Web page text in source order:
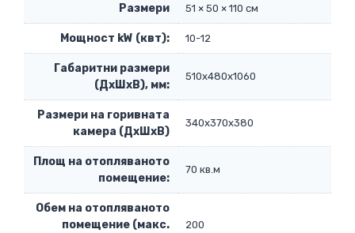
Размери 51 × 50 × 110 см
Мощност kW (квт): 10-12
Габаритни размери
(ДхШхВ), мм:
510х480х1060
Размери на горивната
камера (ДхШхВ)
340х370х380
Площ на отопляваното
помещение:
70 кв.м
Обем на отопляваното
помещение (макс.
200